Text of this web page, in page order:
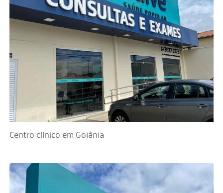
Centro clínico em Goiânia